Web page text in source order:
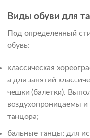
Виды обуви для
Под определенный
обувь:
классическая
а для занятий
чешки (балетки).
воздухопроницаемы
танцора;
бальные танцы: для